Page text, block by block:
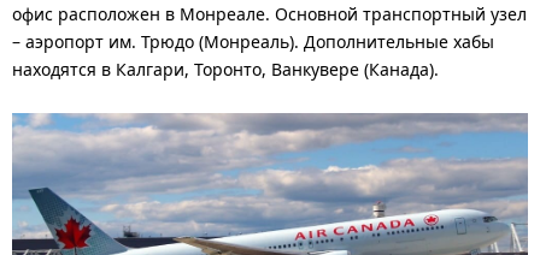
офис расположен в Монреале. Основной транспортный узел
– аэропорт им. Трюдо (Монреаль). Дополнительные хабы
находятся в Калгари, Торонто, Ванкувере (Канада).